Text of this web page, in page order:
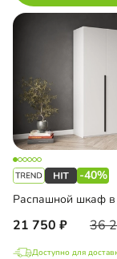
-40%
Распашной шкаф
21 750 36
Доступно для